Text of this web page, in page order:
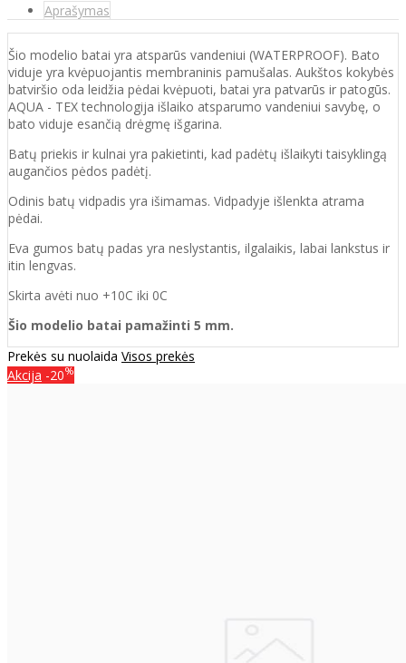
Aprašymas
Šio modelio batai yra atsparūs vandeniui (WATERPROOF). Bato
viduje yra kvėpuojantis membraninis pamušalas. Aukštos kokybės
batviršio oda leidžia pėdai kvėpuoti, batai yra patvarūs ir patogūs.
AQUA - TEX technologija išlaiko atsparumo vandeniui savybę, o
bato viduje esančią drėgmę išgarina.
Batų priekis ir kulnai yra pakietinti, kad padėtų išlaikyti taisyklingą
augančios pėdos padėtį.
Odinis batų vidpadis yra išimamas. Vidpadyje išlenkta atrama
pėdai.
Eva gumos batų padas yra neslystantis, ilgalaikis, labai lankstus ir
itin lengvas.
Skirta avėti nuo +10C iki 0C
Šio modelio batai pamažinti 5 mm.
Prekės su nuolaida Visos prekės
Akcija -20%